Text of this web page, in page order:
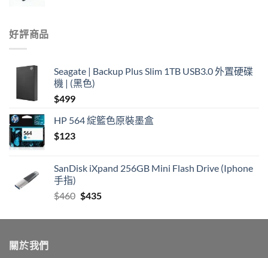
好評商品
Seagate | Backup Plus Slim 1TB USB3.0 外置硬碟
機 | (黑色)
$499
HP 564 綻籃色原裝墨盒
$123
SanDisk iXpand 256GB Mini Flash Drive (Iphone
手指)
$460 Original
was:
$435Current
is:
關於我們